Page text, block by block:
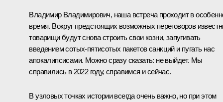
Владимир Владимирович, наша встреча проходит в
время. Вокруг предстоящих возможных переговоров
товарищи будут снова строить свои козни, запугивать
введением сотых-пятисотых пакетов санкций и пугать нас
апокалипсисами. Можно сразу сказать: не выйдет. Мы
справились в 2022 году, справимся и сейчас.
В узловых точках истории всегда очень важно, но при этом